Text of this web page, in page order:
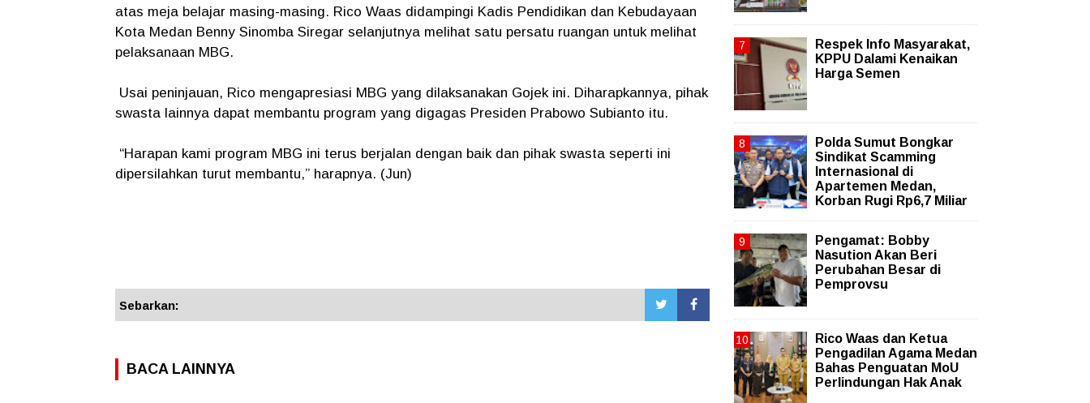
atas meja belajar masing-masing. Rico Waas didampingi Kadis Pendidikan dan Kebudayaan
Kota Medan Benny Sinomba Siregar selanjutnya melihat satu persatu ruangan untuk melihat
pelaksanaan MBG.
Usai peninjauan, Rico mengapresiasi MBG yang dilaksanakan Gojek ini. Diharapkannya, pihak
swasta lainnya dapat membantu program yang digagas Presiden Prabowo Subianto itu.
“Harapan kami program MBG ini terus berjalan dengan baik dan pihak swasta seperti ini
dipersilahkan turut membantu,” harapnya. (Jun)
Sebarkan:
BACA LAINNYA
Respek Info Masyarakat,
KPPU Dalami Kenaikan
Harga Semen
Polda Sumut Bongkar
Sindikat Scamming
Internasional di
Apartemen Medan,
Korban Rugi Rp6,7 Miliar
Pengamat: Bobby
Nasution Akan Beri
Perubahan Besar di
Pemprovsu
Rico Waas dan Ketua
Pengadilan Agama Medan
Bahas Penguatan MoU
Perlindungan Hak Anak